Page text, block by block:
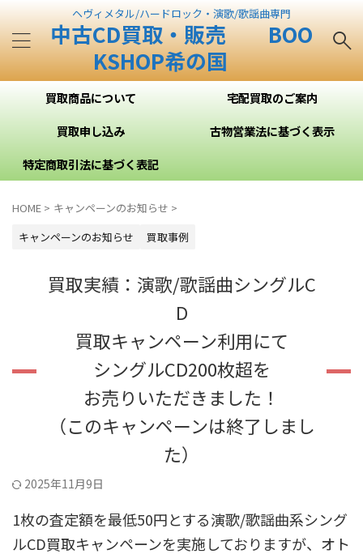
ヘヴィメタル/ハードロック・演歌/歌謡曲専門
中古CD買取・販売 BOO
KSHOP希の国
買取商品について
宅配買取のご案内
買取申し込み
古物営業法に基づく表示
特定商取引法に基づく表記
HOME > キャンペーンのお知らせ >
キャンペーンのお知らせ
買取事例
買取実績：演歌/歌謡曲シングルC
D
買取キャンペーン利用にて
シングルCD200枚超を
お売りいただきました！
（このキャンペーンは終了しまし
た）
2025年11月9日
1枚の査定額を最低50円とする演歌/歌謡曲系シング
ルCD買取キャンペーンを実施しておりますが、オト